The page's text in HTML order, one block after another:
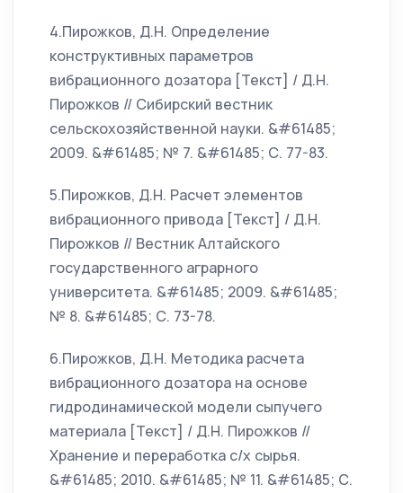
4.Пирожков, Д.Н. Определение
конструктивных параметров
вибрационного дозатора [Текст] / Д.Н.
Пирожков // Сибирский вестник
сельскохозяйственной науки. &#61485;
2009. &#61485; № 7. &#61485; С. 77-83.
5.Пирожков, Д.Н. Расчет элементов
вибрационного привода [Текст] / Д.Н.
Пирожков // Вестник Алтайского
государственного аграрного
университета. &#61485; 2009. &#61485;
№ 8. &#61485; С. 73-78.
6.Пирожков, Д.Н. Методика расчета
вибрационного дозатора на основе
гидродинамической модели сыпучего
материала [Текст] / Д.Н. Пирожков //
Хранение и переработка с/х сырья.
&#61485; 2010. &#61485; № 11. &#61485; С.